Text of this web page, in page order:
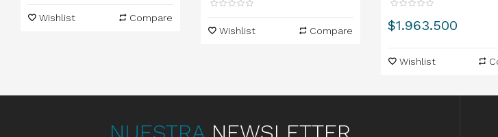
Wishlist Compare
Wishlist Compare Precio
$1.963.500
Wishlist